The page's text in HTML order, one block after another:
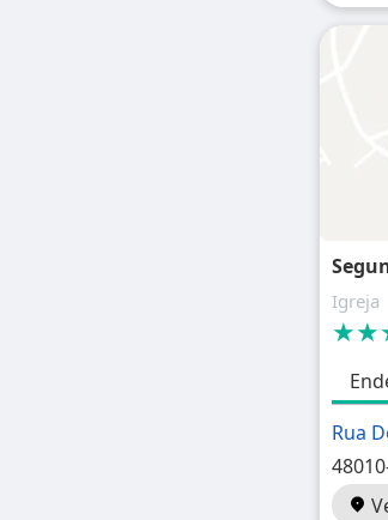
Igreja
Rua